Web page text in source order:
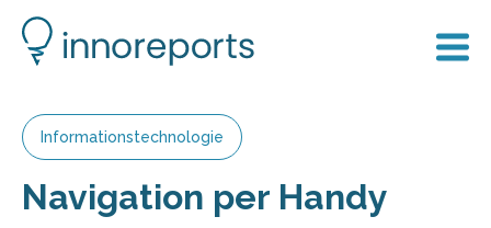
Informationstechnologie
Navigation per Handy